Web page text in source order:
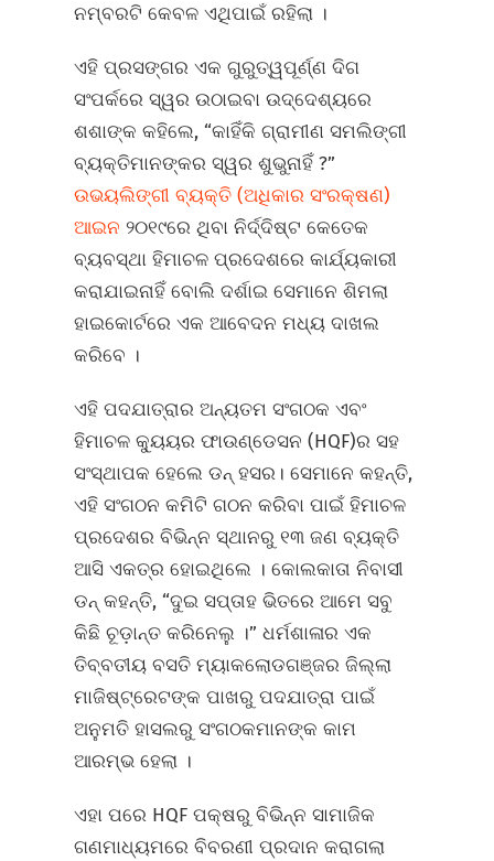
ନମ୍ବରଟି କେବଳ ଏଥିପାଇଁ ରହିଲା ।
ଏହି ପ୍ରସଙ୍ଗର ଏକ ଗୁରୁତ୍ୱପୂର୍ଣ୍ଣ ଦିଗ
ସଂପର୍କରେ ସ୍ୱର ଉଠାଇବା ଉଦ୍ଦେଶ୍ୟରେ
ଶଶାଙ୍କ କହିଲେ, “କାହିଁକି ଗ୍ରାମୀଣ ସମଲିଙ୍ଗୀ
ବ୍ୟକ୍ତିମାନଙ୍କର ସ୍ୱର ଶୁଭୁନାହିଁ ?”
ଉଭୟଲିଙ୍ଗୀ ବ୍ୟକ୍ତି (ଅଧିକାର ସଂରକ୍ଷଣ)
ଆଇନ ୨୦୧୯ରେ ଥିବା ନିର୍ଦ୍ଦିଷ୍ଟ କେତେକ
ବ୍ୟବସ୍ଥା ହିମାଚଳ ପ୍ରଦେଶରେ କାର୍ଯ୍ୟକାରୀ
କରାଯାଇନାହିଁ ବୋଲି ଦର୍ଶାଇ ସେମାନେ ଶିମଲା
ହାଇକୋର୍ଟରେ ଏକ ଆବେଦନ ମଧ୍ୟ ଦାଖଲ
କରିବେ ।
ଏହି ପଦଯାତ୍ରାର ଅନ୍ୟତମ ସଂଗଠକ ଏବଂ
ହିମାଚଳ କ୍ୟୁୟର ଫାଉଣ୍ଡେସନ (HQF)ର ସହ
ସଂସ୍ଥାପକ ହେଲେ ଡନ୍ ହସର। ସେମାନେ କହନ୍ତି,
ଏହି ସଂଗଠନ କମିଟି ଗଠନ କରିବା ପାଇଁ ହିମାଚଳ
ପ୍ରଦେଶର ବିଭିନ୍ନ ସ୍ଥାନରୁ ୧୩ ଜଣ ବ୍ୟକ୍ତି
ଆସି ଏକତ୍ର ହୋଇଥିଲେ । କୋଲକାତା ନିବାସୀ
ଡନ୍ କହନ୍ତି, “ଦୁଇ ସପ୍ତାହ ଭିତରେ ଆମେ ସବୁ
କିଛି ଚୂଡ଼ାନ୍ତ କରିନେଲୁ ।” ଧର୍ମଶାଳାର ଏକ
ତିବ୍ବତୀୟ ବସତି ମ୍ୟାକଲୋଡଗଞ୍ଜର ଜିଲ୍ଲା
ମାଜିଷ୍ଟ୍ରେଟଙ୍କ ପାଖରୁ ପଦଯାତ୍ରା ପାଇଁ
ଅନୁମତି ହାସଲରୁ ସଂଗଠକମାନଙ୍କ କାମ
ଆରମ୍ଭ ହେଲା ।
ଏହା ପରେ HQF ପକ୍ଷରୁ ବିଭିନ୍ନ ସାମାଜିକ
ଗଣମାଧ୍ୟମରେ ବିବରଣୀ ପ୍ରଦାନ କରାଗଲା